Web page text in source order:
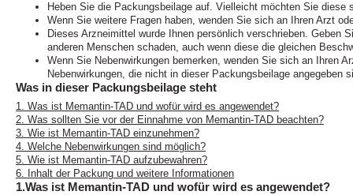
Heben Sie die Packungsbeilage auf. Vielleicht möchten Sie diese
Wenn Sie weitere Fragen haben, wenden Sie sich an Ihren Arzt
Dieses Arzneimittel wurde Ihnen persönlich verschrieben. Geben
anderen Menschen schaden, auch wenn diese die gleichen
Wenn Sie Nebenwirkungen bemerken, wenden Sie sich an Ihren
Nebenwirkungen, die nicht in dieser Packungsbeilage angegeben
Was in dieser Packungsbeilage steht
1. Was ist Memantin-TAD und wofür wird es angewendet?
2. Was sollten Sie vor der Einnahme von Memantin-TAD beachten?
3. Wie ist Memantin-TAD einzunehmen?
4. Welche Nebenwirkungen sind möglich?
5. Wie ist Memantin-TAD aufzubewahren?
6. Inhalt der Packung und weitere Informationen
1.Was ist Memantin-TAD und wofür wird es angewendet?